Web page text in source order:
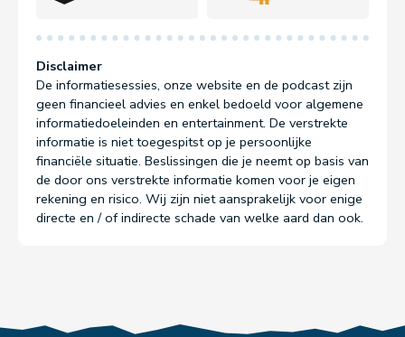
Disclaimer
De informatiesessies, onze website en de podcast zijn
geen financieel advies en enkel bedoeld voor algemene
informatiedoeleinden en entertainment. De verstrekte
informatie is niet toegespitst op je persoonlijke
financiële situatie. Beslissingen die je neemt op basis van
de door ons verstrekte informatie komen voor je eigen
rekening en risico. Wij zijn niet aansprakelijk voor enige
directe en / of indirecte schade van welke aard dan ook.